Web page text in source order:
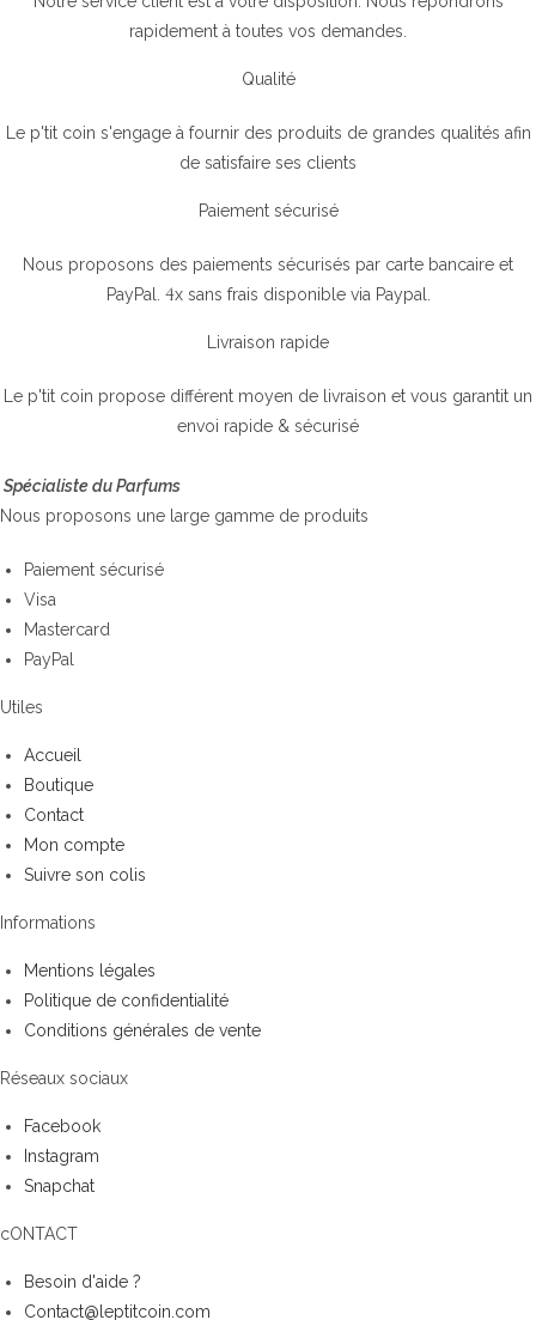
rapidement à toutes vos demandes.
Qualité
Le p'tit coin s'engage à fournir des produits de grandes qualités afin
de satisfaire ses clients
Paiement sécurisé
Nous proposons des paiements sécurisés par carte bancaire et
PayPal. 4x sans frais disponible via Paypal.
Livraison rapide
Le p'tit coin propose différent moyen de livraison et vous garantit un
envoi rapide & sécurisé
Spécialiste du Parfums
Nous proposons une large gamme de produits
Paiement sécurisé
Visa
Mastercard
PayPal
Utiles
Accueil
Boutique
Contact
Mon compte
Suivre son colis
Informations
Mentions légales
Politique de confidentialité
Conditions générales de vente
Réseaux sociaux
Facebook
Instagram
Snapchat
cONTACT
Besoin d'aide ?
Contact@leptitcoin.com